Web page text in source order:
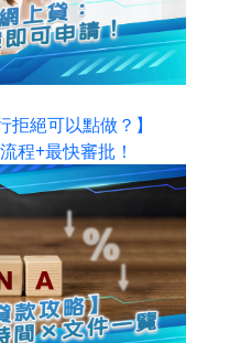
拒絕可以點做？】
程+最快審批！